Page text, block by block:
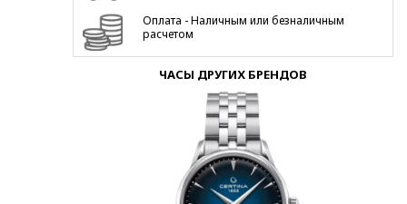
Оплата - Наличным или безналичным
расчетом
ЧАСЫ ДРУГИХ БРЕНДОВ